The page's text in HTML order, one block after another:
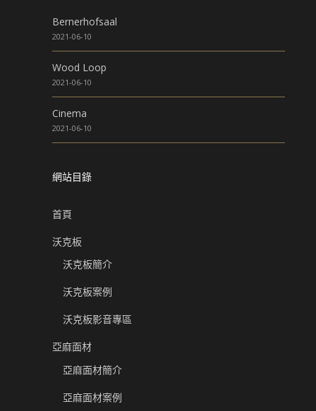
Bernerhofsaal
2021-06-10
Wood Loop
2021-06-10
Cinema
2021-06-10
網站目錄
首頁
沃克板
沃克板簡介
沃克板案例
沃克板影音專區
亞麻面材
亞麻面材簡介
亞麻面材案例